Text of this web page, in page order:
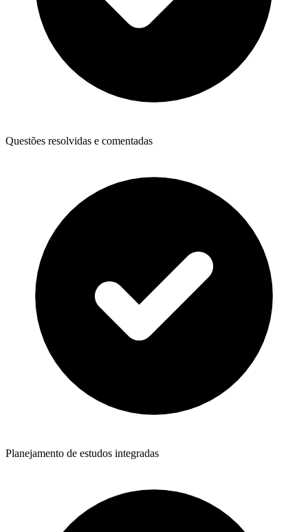
Questões resolvidas e comentadas
Planejamento de estudos integradas